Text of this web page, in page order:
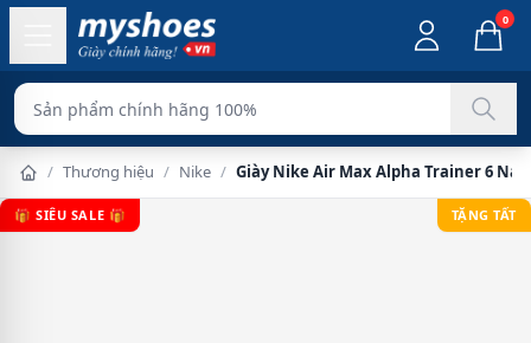
0
Sản phẩm chính hãng
/ Thương hiệu / Nike / Giày Nike Air Max Alpha Trainer 6
🎁 SIÊU SALE 🎁 TẶNG TẤT